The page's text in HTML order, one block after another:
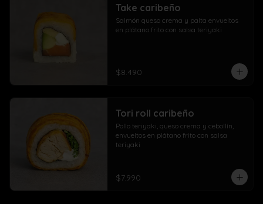
Take caribeño
Salmón queso crema y palta envueltos
en plátano frito con salsa teriyaki
$8.490
Tori roll caribeño
Pollo teriyaki, queso crema y cebollín,
envueltos en plátano frito con salsa
teriyaki
$7.990